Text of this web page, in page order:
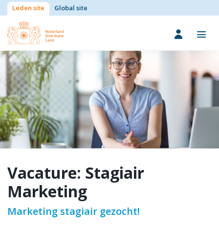
Leden site Global site
Vacature: Stagiair
Marketing
Marketing stagiair gezocht!